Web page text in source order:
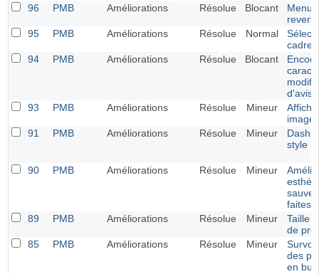
96
PMB Améliorations Résolue Blocant
Menu
95
PMB Améliorations Résolue Normal
94
PMB Améliorations Résolue Blocant
d'avis
93
PMB Améliorations Résolue Mineur
91
PMB Améliorations Résolue Mineur
style
90 PMB Améliorations Résolue Mineur
faites
89
PMB Améliorations Résolue Mineur
Taille
de
85
PMB Améliorations Résolue Mineur
Survol
des
en